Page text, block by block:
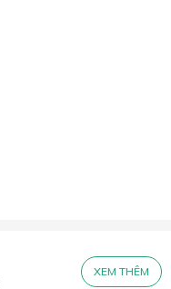
XEM THÊM